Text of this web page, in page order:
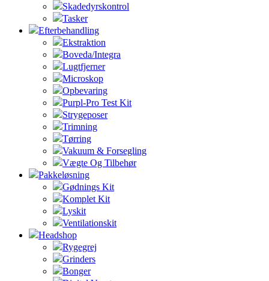
Skadedyrskontrol
Tasker
Efterbehandling
Ekstraktion
Boveda/Integra
Lugtfjerner
Microskop
Opbevaring
Purpl-Pro Test Kit
Strygeposer
Trimning
Tørring
Vakuum & Forsegling
Vægte Og Tilbehør
Pakkeløsning
Gødnings Kit
Komplet Kit
Lyskit
Ventilationskit
Headshop
Rygegrej
Grinders
Bonger